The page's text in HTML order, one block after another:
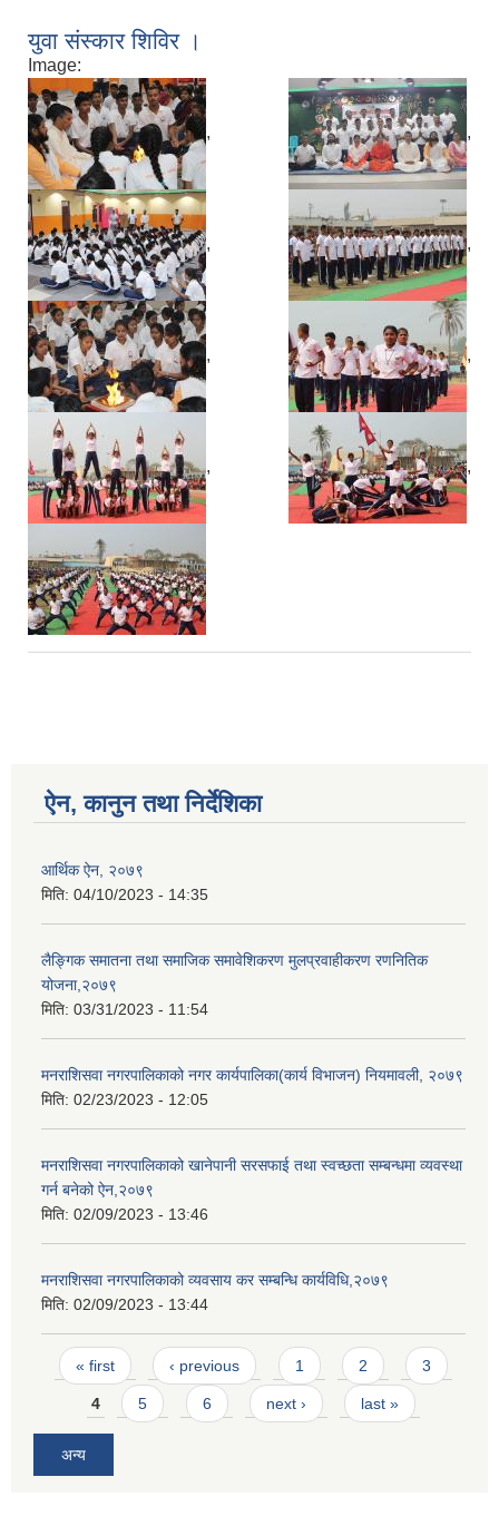
युवा संस्कार शिविर ।
Image:
, ,
, ,
, ,
, ,
ऐन, कानुन तथा निर्देशिका
आर्थिक ऐन, २०७९
मिति: 04/10/2023 - 14:35
लैङ्गिक समातना तथा समाजिक समावेशिकरण मुलप्रवाहीकरण रणनितिक
योजना,२०७९
मिति: 03/31/2023 - 11:54
मनराशिसवा नगरपालिकाको नगर कार्यपालिका(कार्य विभाजन) नियमावली, २०७९
मिति: 02/23/2023 - 12:05
मनराशिसवा नगरपालिकाको खानेपानी सरसफाई तथा स्वच्छता सम्बन्धमा व्यवस्था
गर्न बनेको ऐन,२०७९
मिति: 02/09/2023 - 13:46
मनराशिसवा नगरपालिकाको व्यवसाय कर सम्बन्धि कार्यविधि,२०७९
मिति: 02/09/2023 - 13:44
Pages
« first ‹ previous 1 2 3
4 5 6 next › last »
अन्य